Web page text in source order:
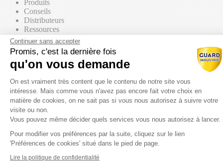
Produits
Conseils
Distributeurs
Ressources
Contact commercial
Nos Produits
Tous les produits
Par supports
Mur / Façade
Continuer sans accepter
Promis, c'est la dernière fois
qu'on vous demande
Plateforme de Gestion du
On est vraiment très content que le contenu de notre site vous
intéresse. Mais comme vous n'avez pas encore fait votre choix en
matière de cookies, on ne sait pas si vous nous autorisez à suivre votre
visite ou non.
Vous pouvez même décider quels services vous nous autorisez à lancer.
Pour modifier vos préférences par la suite, cliquez sur le lien
'Préférences de cookies' situé dans le pied de page.
Lire la politique de confidentialité
Axeptio consent